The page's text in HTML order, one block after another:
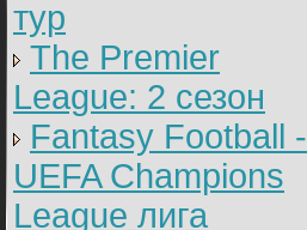
тур
The Premier
League: 2 cезон
Fantasy Football -
UEFA Champions
League лига